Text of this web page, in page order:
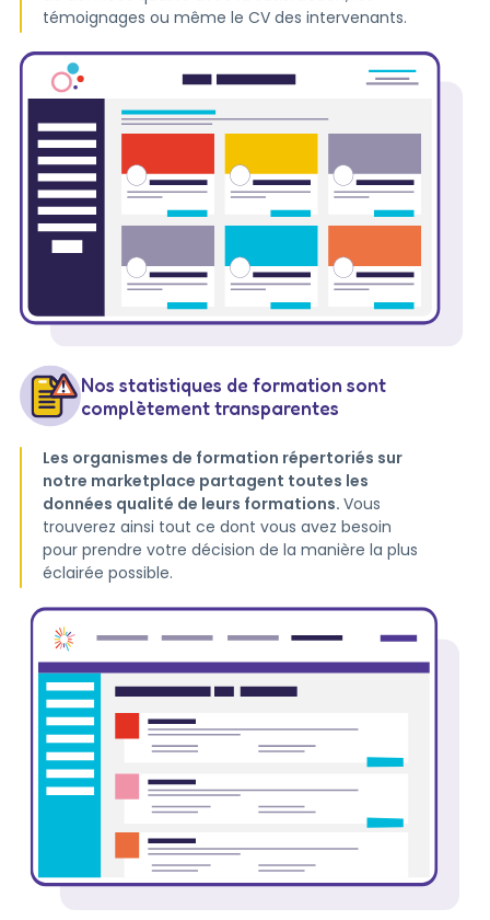
témoignages ou même le CV des intervenants.
Nos statistiques de formation sont
complètement transparentes
Les organismes de formation répertoriés sur
notre marketplace partagent toutes les
données qualité de leurs formations. Vous
trouverez ainsi tout ce dont vous avez besoin
pour prendre votre décision de la manière la plus
éclairée possible.